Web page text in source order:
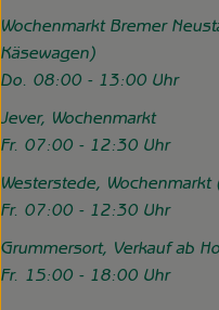
Wochenmarkt Bremer
Käsewagen)
Do. 08:00 - 13:00 Uhr
Jever, Wochenmarkt
Fr. 07:00 - 12:30 Uhr
Westerstede,
Fr. 07:00 - 12:30 Uhr
Grummersort, Verkauf ab
Fr. 15:00 - 18:00 Uhr